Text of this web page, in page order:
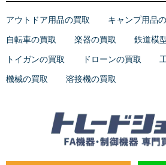
アウトドア用品の買取 キャンプ用品
自転車の買取 楽器の買取 鉄道模
トイガンの買取 ドローンの買取
機械の買取 溶接機の買取